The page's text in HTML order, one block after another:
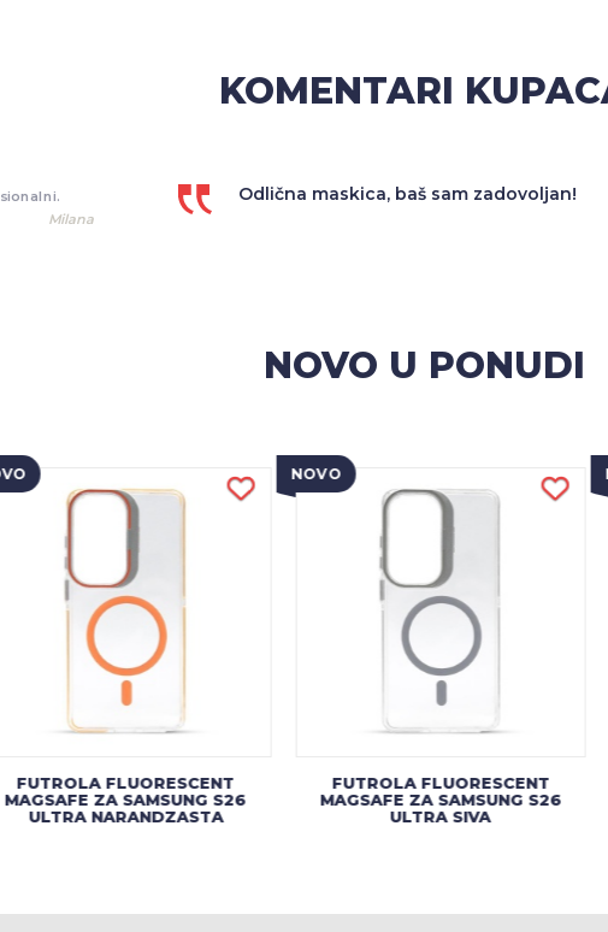
KOMENTARI
Milana
Odlična maskica, baš sam zadovoljan!
NOVO U PONUDI
FUTROLA FLUORESCENT
MAGSAFE ZA SAMSUNG S26
ULTRA NARANDZASTA
NOVO
FUTROLA FLUORESCENT
MAGSAFE ZA SAMSUNG S26
ULTRA SIVA